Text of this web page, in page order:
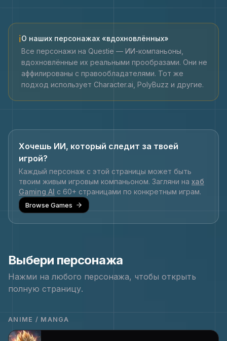
ℹО наших персонажах «вдохновлённых»
Все персонажи на Questie — ИИ-компаньоны,
вдохновлённые их реальными прообразами. Они не
аффилированы с правообладателями. Тот же
подход использует Character.ai, PolyBuzz и другие.
Хочешь ИИ, который следит за твоей
игрой?
Каждый персонаж с этой страницы может быть
твоим живым игровым компаньоном. Загляни на хаб
Gaming AI с 60+ страницами по конкретным играм.
Browse Games
Выбери персонажа
Нажми на любого персонажа, чтобы открыть
полную страницу.
ANIME / MANGA